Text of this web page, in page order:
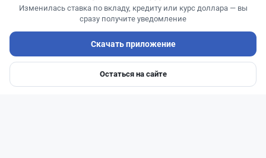
Ипотеки Авто
Изменилась ставка по вкладу, кредиту или курс доллара — вы
сразу получите уведомление
Скачать приложение
Остаться на сайте